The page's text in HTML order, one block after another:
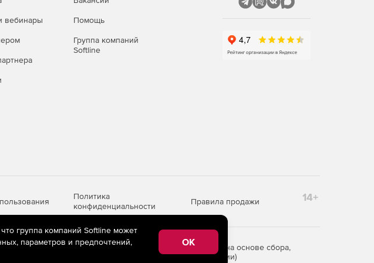
вебинары Помощь
Группа компаний
Softline
Политика
конфиденциальности
Правила продажи 14+
технологии предоставления информации на основе сбора,
находящихся на территории Российской Федерации)
группа компаний Softline может
параметров и предпочтений,
OK